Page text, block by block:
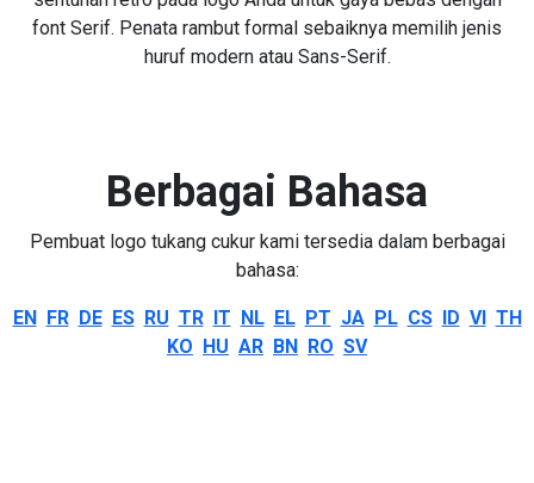
font Serif. Penata rambut formal sebaiknya memilih jenis
huruf modern atau Sans-Serif.
Berbagai Bahasa
Pembuat logo tukang cukur kami tersedia dalam berbagai
bahasa:
EN FR DE ES RU TR IT NL EL PT JA PL CS ID VI TH
KO HU AR BN RO SV